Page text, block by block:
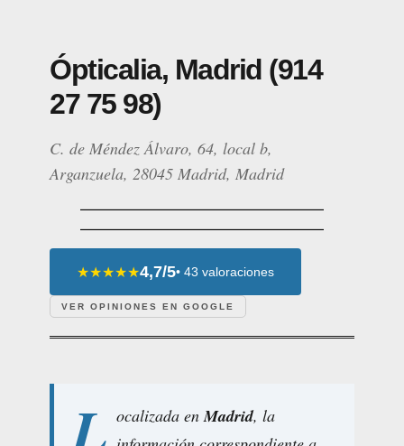
Ópticalia, Madrid (914
27 75 98)
C. de Méndez Álvaro, 64, local b,
Arganzuela, 28045 Madrid, Madrid
★★★★★4,7/5• 43 valoraciones
VER OPINIONES EN GOOGLE
ocalizada enMadrid, la